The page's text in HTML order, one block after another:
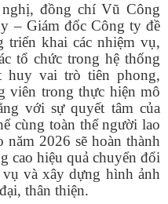
đồng chí Vũ Công
– Giám đốc Công ty đề
triển khai các nhiệm vụ,
tổ chức trong hệ thống
huy vai trò tiên phong,
viên trong thực hiện mô
với sự quyết tâm của
cùng toàn thể người lao
2026 sẽ hoàn thành
cao hiệu quả chuyển đổi
và xây dựng hình ảnh
thân thiện.